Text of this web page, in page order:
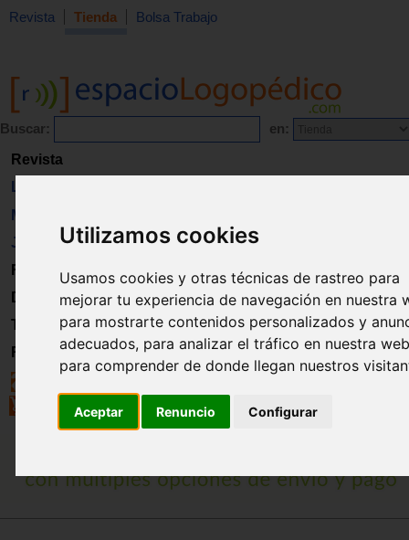
Utilizamos cookies
Usamos cookies y otras técnicas de rastreo para
mejorar tu experiencia de navegación en nuestra
para mostrarte contenidos personalizados y
adecuados, para analizar el tráfico en nuestra
para comprender de donde llegan nuestros
Aceptar Renuncio Configurar
Revista Tienda Bolsa Trabajo
Buscar: en:
Revista
Libros
Material
Juguetes
Formación
Directorio
Trabajo
Registro